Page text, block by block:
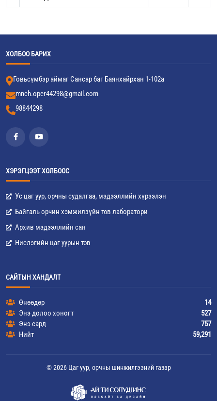
ХОЛБОО БАРИХ
Говьсүмбэр аймаг Сансар баг Баянхайрхан 1-102а
mnch.oper44298@gmail.com
98844298
ХЭРЭГЦЭЭТ ХОЛБООС
Ус цаг уур, орчны судалгаа, мэдээллийн хүрээлэн
Байгаль орчин хэмжилзүйн төв лаборатори
Архив мэдээллийн сан
Нислэгийн цаг уурын төв
САЙТЫН ХАНДАЛТ
Өнөөдөр
14
Энэ долоо хоногт
527
Энэ сард
757
Нийт
59,291
© 2026 Цаг уур, орчны шинжилгээний газар